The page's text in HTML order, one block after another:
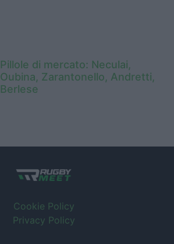
Pillole di mercato: Neculai,
Oubina, Zarantonello, Andretti,
Berlese
Cookie Policy
Privacy Policy